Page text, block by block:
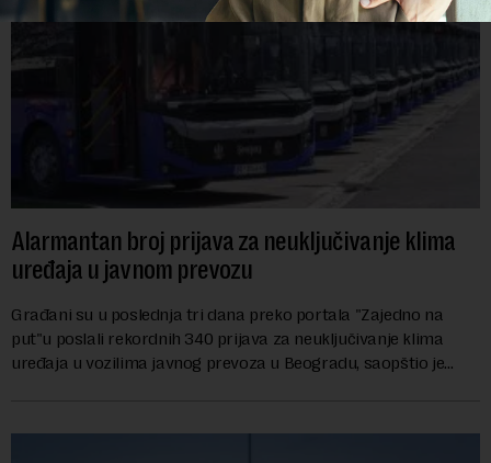
Alarmantan broj prijava za neuključivanje klima
uređaja u javnom prevozu
Građani su u poslednja tri dana preko portala "Zajedno na
put"u poslali rekordnih 340 prijava za neuključivanje klima
uređaja u vozilima javnog prevoza u Beogradu, saopštio je